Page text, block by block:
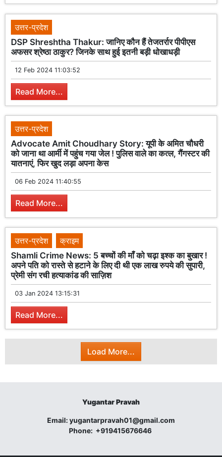
उत्तर-प्रदेश
DSP Shreshtha Thakur: जानिए कौन हैं तेजतर्रार पीपीएस
अफसर श्रेष्ठा ठाकुर? जिनके साथ हुई इतनी बड़ी धोखाधड़ी
12 Feb 2024 11:03:52
Read More...
उत्तर-प्रदेश
Advocate Amit Choudhary Story: यूपी के अमित चौधरी
को जाना था आर्मी में पहुंच गया जेल ! पुलिस वाले का कत्ल, गैंगस्टर की
यातनाएं, फिर खुद लड़ा अपना केस
06 Feb 2024 11:40:55
Read More...
उत्तर-प्रदेश
क्राइम
Shamli Crime News: 5 बच्चों की माँ को चढ़ा इश्क का बुखार !
अपने पति को रास्ते से हटाने के लिए दी थी एक लाख रुपये की सुपारी,
प्रेमी संग रची हत्याकांड की साज़िश
03 Jan 2024 13:15:31
Read More...
Load More...
Yugantar Pravah
Email:yugantarpravah01@gmail.com
Phone: +919415676646